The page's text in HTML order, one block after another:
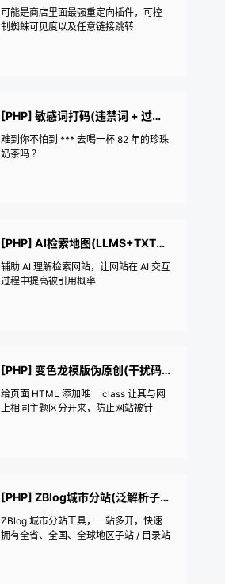
可能是商店里面最强重定向插件，可控
制蜘蛛可见度以及任意链接跳转
[PHP] 敏感词打码(违禁词 + 过滤 + 转码)
难到你不怕到 *** 去喝一杯 82 年的珍珠
奶茶吗 ？
[PHP] AI检索地图(LLMS+TXT+AI优化)
辅助 AI 理解检索网站，让网站在 AI 交互
过程中提高被引用概率
[PHP] 变色龙模版伪原创(干扰码+全网唯一模版)
给页面 HTML 添加唯一 class 让其与网
上相同主题区分开来，防止网站被针
[PHP] ZBlog城市分站(泛解析子站+地区目录)
ZBlog 城市分站工具，一站多开，快速
拥有全省、全国、全球地区子站 / 目录站